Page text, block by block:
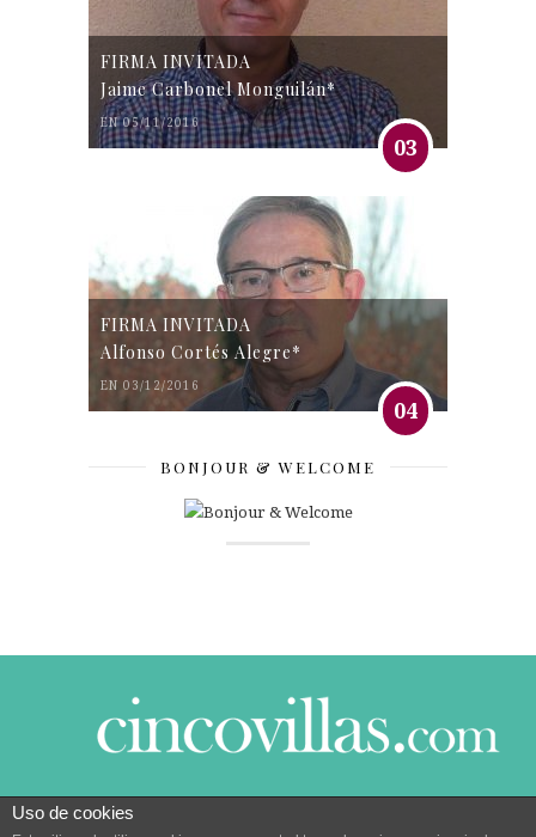
FIRMA INVITADA
Jaime Carbonel Monguilán*
EN 05/11/2016
03
FIRMA INVITADA
Alfonso Cortés Alegre*
EN 03/12/2016
04
BONJOUR & WELCOME
© 2014 CINCO VILLAS CONTIGO DESDE EL AÑO
Uso de cookies